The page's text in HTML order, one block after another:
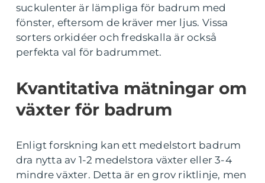
suckulenter är lämpliga för badrum med
fönster, eftersom de kräver mer ljus. Vissa
sorters orkidéer och fredskalla är också
perfekta val för badrummet.
Kvantitativa mätningar om
växter för badrum
Enligt forskning kan ett medelstort badrum
dra nytta av 1-2 medelstora växter eller 3-4
mindre växter. Detta är en grov riktlinje, men